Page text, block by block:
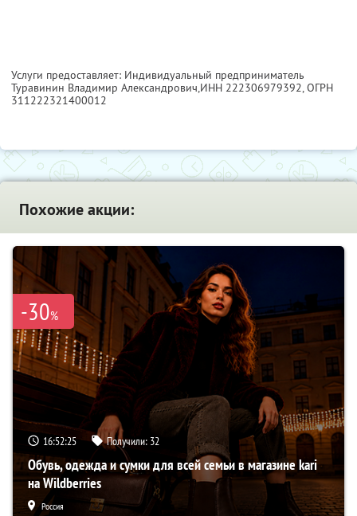
Услуги предоставляет: Индивидуальный предприниматель
Туравинин Владимир Александрович,ИНН 222306979392, ОГРН
311222321400012
Похожие акции:
-30%
16:52:24 Получили: 32
Обувь, одежда и сумки для всей семьи в магазине kari
на Wildberries
Россия